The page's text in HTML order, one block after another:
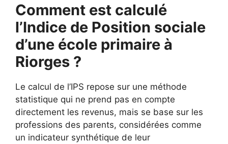
Comment est calculé
l’Indice de Position sociale
d’une école primaire à
Riorges ?
Le calcul de l’IPS repose sur une méthode
statistique qui ne prend pas en compte
directement les revenus, mais se base sur les
professions des parents, considérées comme
un indicateur synthétique de leur